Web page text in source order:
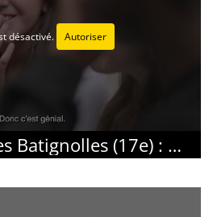
désactivé. Autoriser
Saint-Michel des Batignolles (17e) : Levons les obstacles à l’inscription